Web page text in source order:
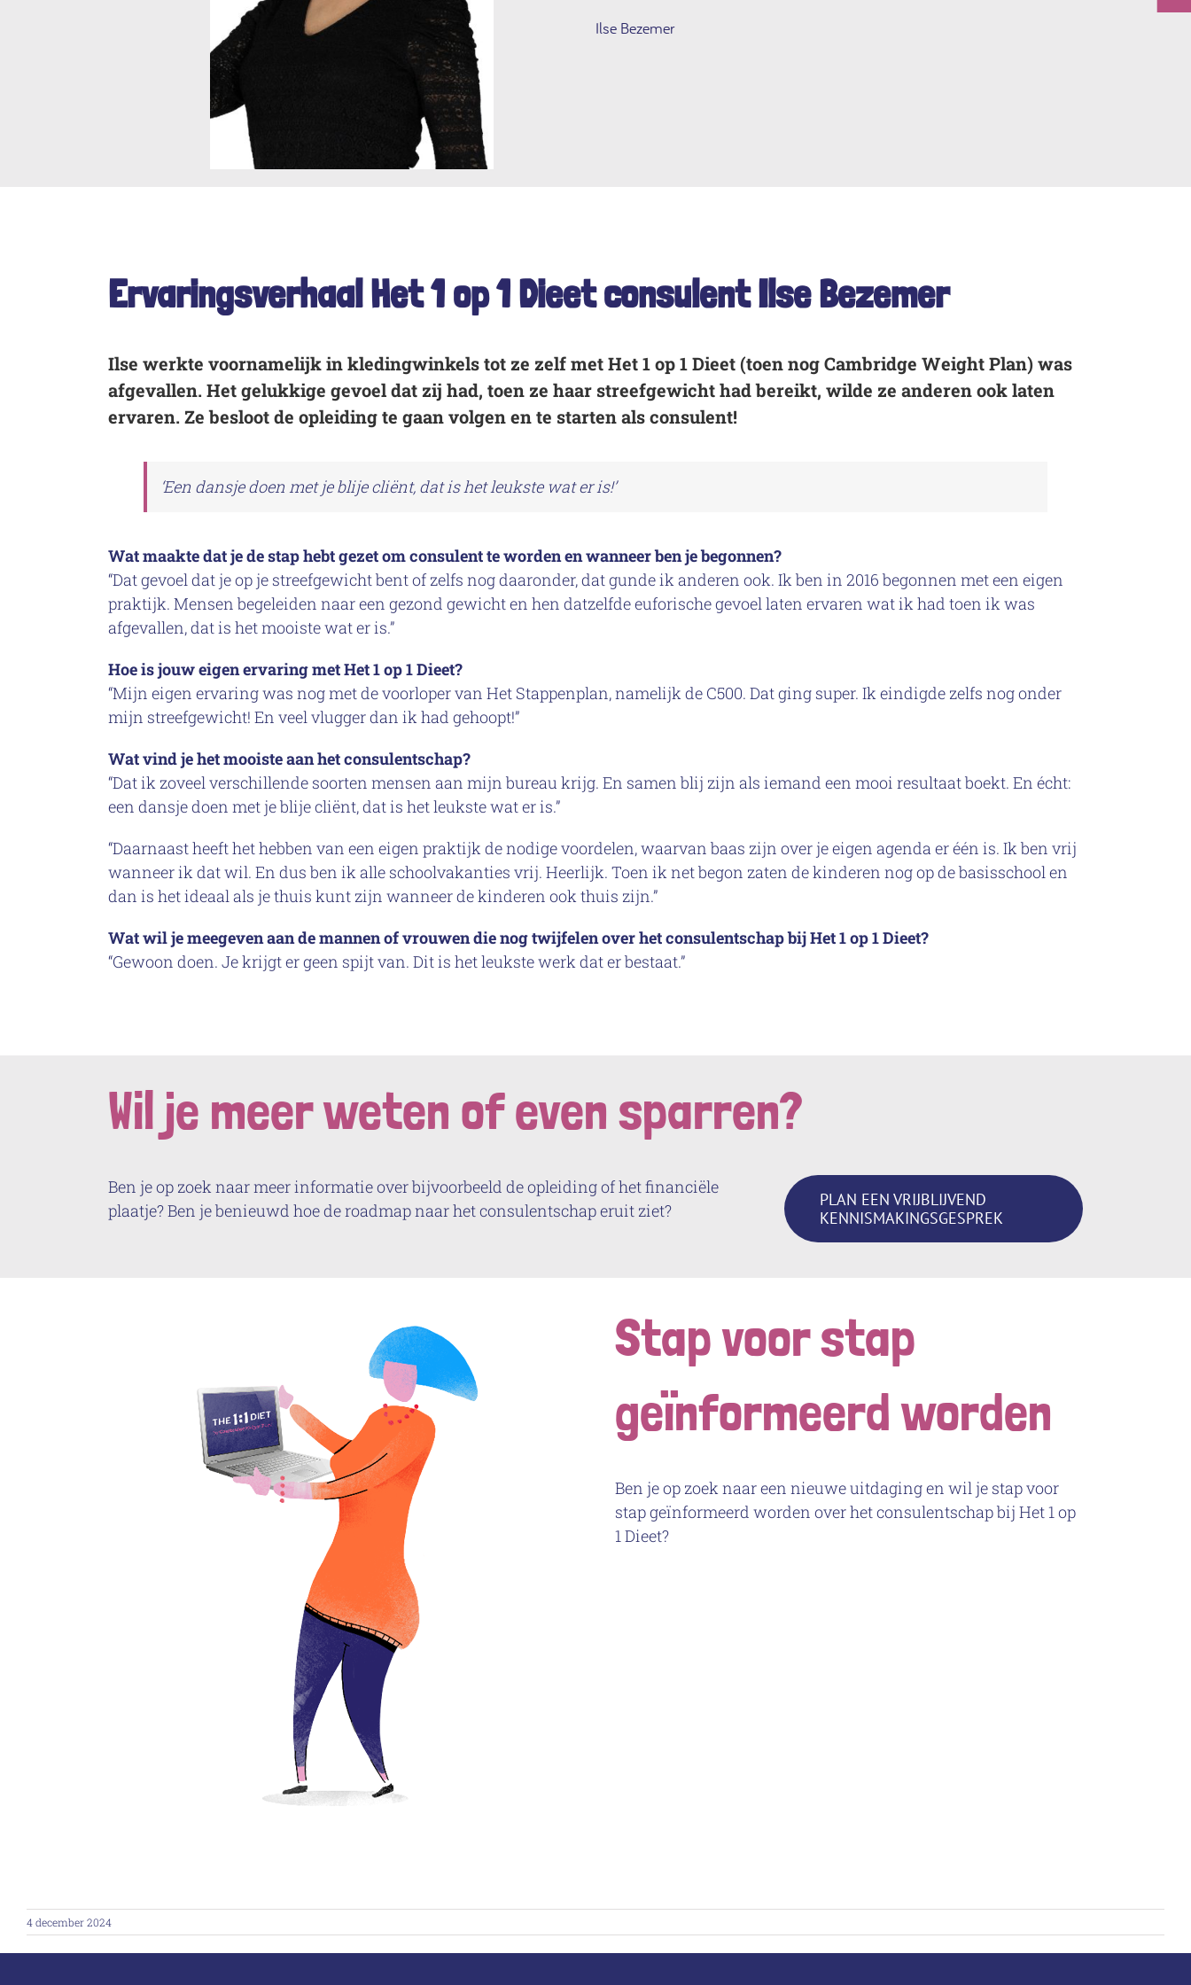
Ilse Bezemer
Ervaringsverhaal Het 1 op 1 Dieet consulent Ilse Bezemer
Ilse werkte voornamelijk in kledingwinkels tot ze zelf met Het 1 op 1 Dieet (toen nog Cambridge Weight Plan) was
afgevallen. Het gelukkige gevoel dat zij had, toen ze haar streefgewicht had bereikt, wilde ze anderen ook laten
ervaren. Ze besloot de opleiding te gaan volgen en te starten als consulent!
‘Een dansje doen met je blije cliënt, dat is het leukste wat er is!’
Wat maakte dat je de stap hebt gezet om consulent te worden en wanneer ben je begonnen?
“Dat gevoel dat je op je streefgewicht bent of zelfs nog daaronder, dat gunde ik anderen ook. Ik ben in 2016 begonnen met een eigen
praktijk. Mensen begeleiden naar een gezond gewicht en hen datzelfde euforische gevoel laten ervaren wat ik had toen ik was
afgevallen, dat is het mooiste wat er is.”
Hoe is jouw eigen ervaring met Het 1 op 1 Dieet?
“Mijn eigen ervaring was nog met de voorloper van Het Stappenplan, namelijk de C500. Dat ging super. Ik eindigde zelfs nog onder
mijn streefgewicht! En veel vlugger dan ik had gehoopt!”
Wat vind je het mooiste aan het consulentschap?
“Dat ik zoveel verschillende soorten mensen aan mijn bureau krijg. En samen blij zijn als iemand een mooi resultaat boekt. En écht:
een dansje doen met je blije cliënt, dat is het leukste wat er is.”
“Daarnaast heeft het hebben van een eigen praktijk de nodige voordelen, waarvan baas zijn over je eigen agenda er één is. Ik ben vrij
wanneer ik dat wil. En dus ben ik alle schoolvakanties vrij. Heerlijk. Toen ik net begon zaten de kinderen nog op de basisschool en
dan is het ideaal als je thuis kunt zijn wanneer de kinderen ook thuis zijn.”
Wat wil je meegeven aan de mannen of vrouwen die nog twijfelen over het consulentschap bij Het 1 op 1 Dieet?
“Gewoon doen. Je krijgt er geen spijt van. Dit is het leukste werk dat er bestaat.”
Wil je meer weten of even sparren?
Ben je op zoek naar meer informatie over bijvoorbeeld de opleiding of het financiële
plaatje? Ben je benieuwd hoe de roadmap naar het consulentschap eruit ziet?
PLAN EEN VRIJBLIJVEND
KENNISMAKINGSGESPREK
Stap voor stap
geïnformeerd worden
Ben je op zoek naar een nieuwe uitdaging en wil je stap voor
stap geïnformeerd worden over het consulentschap bij Het 1 op
1 Dieet?
4 december 2024